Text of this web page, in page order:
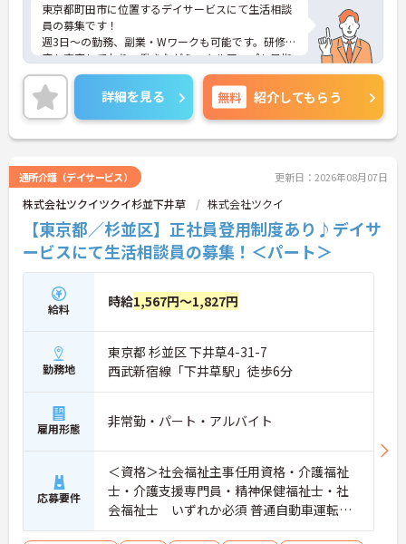
東京都町田市に位置するデイサービスにて生活相談
員の募集です！
週3日～の勤務、副業・Wワークも可能です。研修制
度も充実しており、働きながらスキルアップも目指
せます。土日・祝日は給与UP、福利厚生等の待遇面
も魅力です♪ご興味のある方には、面接対策ポイン
トなど、さらに詳細をお話しいたしますのでお気軽
にご相談ください！
詳細を見る 無料 紹介してもらう
通所介護（デイサービス） 更新日：2026年08月07日
株式会社ツクイツクイ杉並下井草 株式会社ツクイ
【東京都／杉並区】正社員登用制度あり♪デイサ
ービスにて生活相談員の募集！＜パート＞
給料 時給1,567円～1,827円
勤務地
東京都 杉並区 下井草4-31-7
西武新宿線「下井草駅」徒歩6分
雇用形態 非常勤・パート・アルバイト
応募要件
＜資格＞社会福祉主事任用資格・介護福祉
士・介護支援専門員・精神保健福祉士・社
会福祉士 いずれか必須 普通自動車運転免
許(AT限定可) 必須 ＜経験＞不問